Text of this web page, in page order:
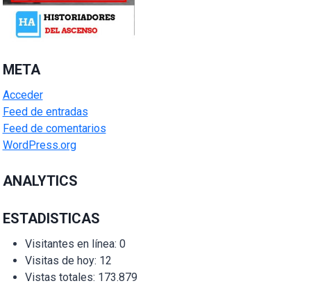
META
Acceder
Feed de entradas
Feed de comentarios
WordPress.org
ANALYTICS
ESTADISTICAS
Visitantes en línea: 0
Visitas de hoy: 12
Vistas totales: 173.879